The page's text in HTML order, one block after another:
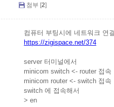
첨부 [2]
컴퓨터 부팅시에 네트워크 연
https://zigispace.net/374
server 터미널에서
minicom switch <- router 접속
minicom router <- switch 접속
switch 에 접속해서
> en